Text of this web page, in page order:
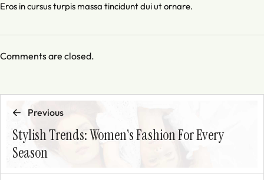
Eros in cursus turpis massa tincidunt dui ut ornare.
Comments are closed.
Previous
Stylish Trends: Women's Fashion For Every
Season